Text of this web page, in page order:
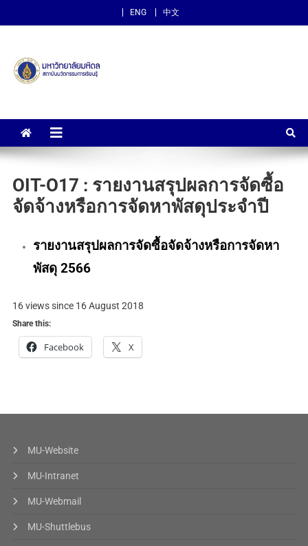
ENG 中文
สถาบันนวัตกรรมการเรียนรู้
OIT-O17 : รายงานสรุปผลการจัดซื้อ
จัดจ้างหรือการจัดหาพัสดุประจำปี
รายงานสรุปผลการจัดซื้อจัดจ้างหรือการจัดหา
พัสดุ 2566
16 views since 16 August 2018
Share this:
Facebook X
MU-Website
MU-Intranet
MU-Webmail
MU-Shuttlebus